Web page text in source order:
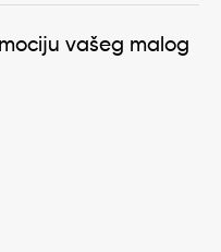
vašeg malog